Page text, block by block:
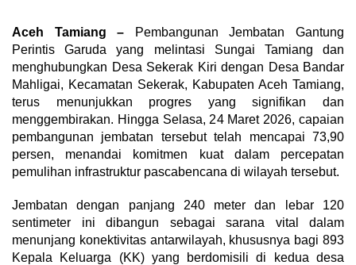
Aceh Tamiang – Pembangunan Jembatan Gantung
Perintis Garuda yang melintasi Sungai Tamiang dan
menghubungkan Desa Sekerak Kiri dengan Desa Bandar
Mahligai, Kecamatan Sekerak, Kabupaten Aceh Tamiang,
terus menunjukkan progres yang signifikan dan
menggembirakan. Hingga Selasa, 24 Maret 2026, capaian
pembangunan jembatan tersebut telah mencapai 73,90
persen, menandai komitmen kuat dalam percepatan
pemulihan infrastruktur pascabencana di wilayah tersebut.
Jembatan dengan panjang 240 meter dan lebar 120
sentimeter ini dibangun sebagai sarana vital dalam
menunjang konektivitas antarwilayah, khususnya bagi 893
Kepala Keluarga (KK) yang berdomisili di kedua desa